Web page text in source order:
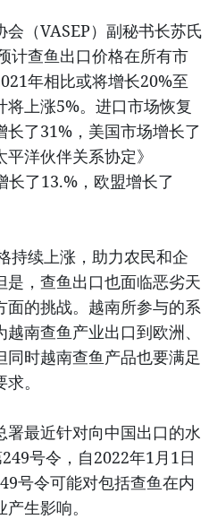
（VASEP）副秘书长苏氏
计查鱼出口价格在所有市
年相比或将增长20%至
上涨5%。进口市场恢复
长了31%，美国市场增长了
洋伙伴关系协定》
长了13.%，欧盟增长了
持续上涨，助力农民和企
是，查鱼出口也面临恶劣天
的挑战。越南所参与的系
南查鱼产业出口到欧洲、
时越南查鱼产品也要满足
。
最近针对向中国出口的水
号令，自2022年1月1日
号令可能对包括查鱼在内
生影响。